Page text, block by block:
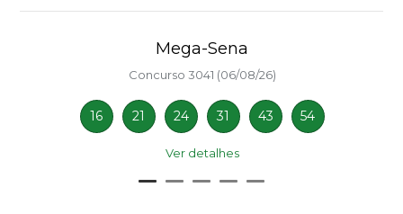
Mega-Sena
Concurso 3041 (06/08/26)
16 21 24 31 43 54
Ver detalhes